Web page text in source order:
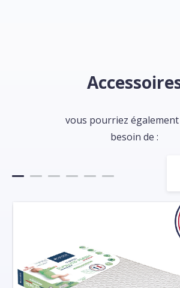
vous pourriez
besoin de :